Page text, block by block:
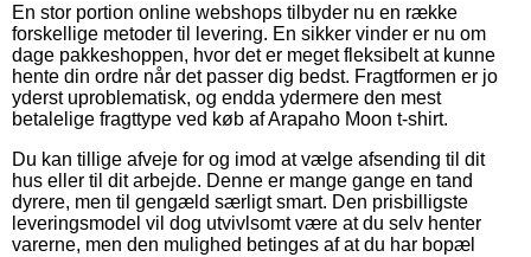
En stor portion online webshops tilbyder nu en række
forskellige metoder til levering. En sikker vinder er nu om
dage pakkeshoppen, hvor det er meget fleksibelt at kunne
hente din ordre når det passer dig bedst. Fragtformen er jo
yderst uproblematisk, og endda ydermere den mest
betalelige fragttype ved køb af Arapaho Moon t-shirt.
Du kan tillige afveje for og imod at vælge afsending til dit
hus eller til dit arbejde. Denne er mange gange en tand
dyrere, men til gengæld særligt smart. Den prisbilligste
leveringsmodel vil dog utvivlsomt være at du selv henter
varerne, men den mulighed betinges af at du har bopæl